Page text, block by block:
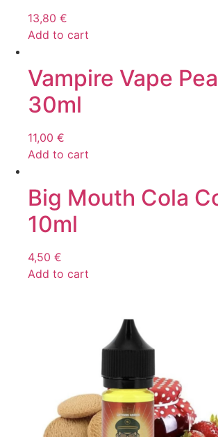
13,80 €
Add to cart
Vampire Vape
30ml
11,00 €
Add to cart
Big Mouth Cola
10ml
4,50 €
Add to cart